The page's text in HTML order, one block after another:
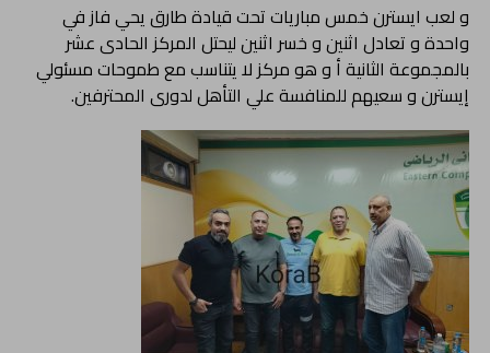
و لعب ايسترن خمس مباريات تحت قيادة طارق يحي فاز في
واحدة و تعادل اثنين و خسر اثنين ليحتل المركز الحادى عشر
بالمجموعة الثانية أ و هو مركز لا يتناسب مع طموحات مسئولي
إيسترن و سعيهم للمنافسة علي التأهل لدورى المحترفين.